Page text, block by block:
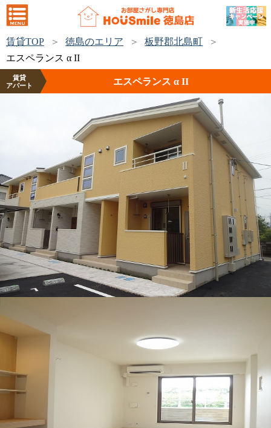
賃貸TOP 徳島のエリア
板野郡北島町
エスペランス α II
賃貸
アパート
エスペランス α II